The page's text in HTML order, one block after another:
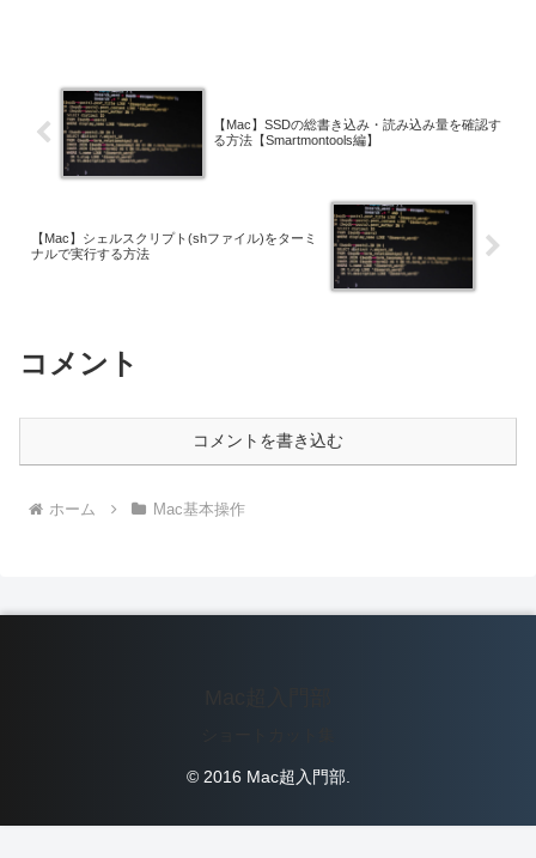
【Mac】SSDの総書き込み・読み込み量を確認す
る方法【Smartmontools編】
【Mac】シェルスクリプト(shファイル)をターミ
ナルで実行する方法
コメント
コメントを書き込む
ホーム Mac基本操作
© 2016 Mac超入門部.